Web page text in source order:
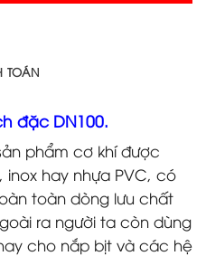
TOÁN
đặc DN100.
phẩm cơ khí được
hay nhựa PVC, có
toàn dòng lưu chất
ra người ta còn dùng
cho nắp bịt và các hệ